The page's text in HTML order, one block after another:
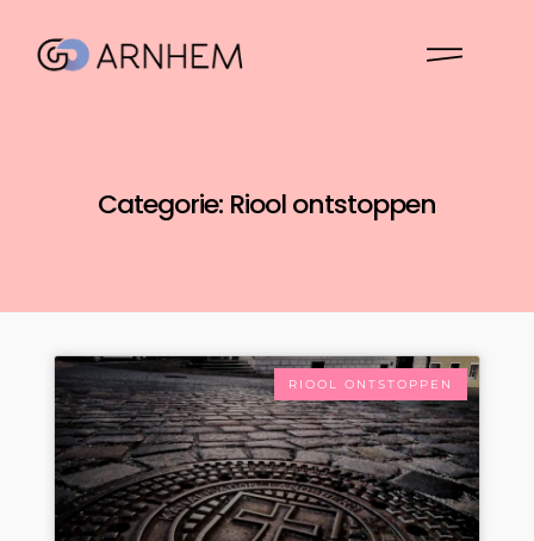
Categorie: Riool ontstoppen
RIOOL ONTSTOPPEN